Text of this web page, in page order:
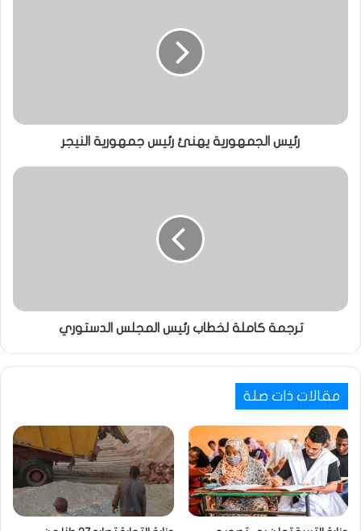
رئيس الجمهورية يهنئ رئيس جمهورية النيجر
ترجمة كاملة لخطاب رئيس المجلس الدستوري
مقالات ذات صلة